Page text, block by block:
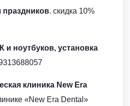
праздников. скидка 10%
и ноутбуков, установка
клиника New Era
«New Era Dental»